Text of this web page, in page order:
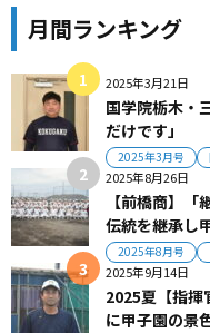
月間ランキング
2025年3月21日
国学院栃木・
だけです」
2025年3月号
2025年8月26日
【前橋商】
伝統を継承し
2025年8月号
2025年9月14日
2025夏【指揮
に甲子園の景